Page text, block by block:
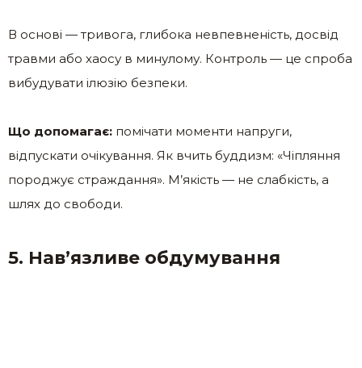
В основі — тривога, глибока невпевненість, досвід
травми або хаосу в минулому. Контроль — це спроба
вибудувати ілюзію безпеки.
Що допомагає: помічати моменти напруги,
відпускати очікування. Як вчить буддизм: «Чіпляння
породжує страждання». М’якість — не слабкість, а
шлях до свободи.
5. Нав’язливе обдумування